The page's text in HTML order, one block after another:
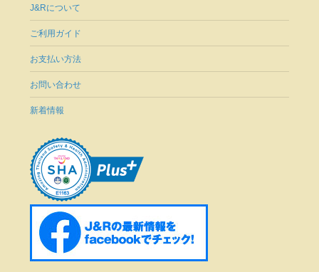
J&Rについて
ご利用ガイド
お支払い方法
お問い合わせ
新着情報